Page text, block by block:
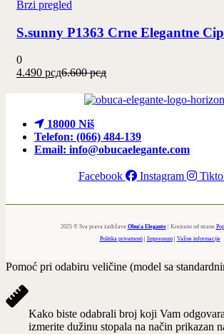
varijanti.
biti
na
proizvoda.
Brzi pregled
S.sunny P1363 Crne Elegantne
0
4.490 рсдTrenutna
6.600рсдOriginalna
je
18000 Niš
Telefon: (066) 484-139
Email: info@obucaelegante.com
Facebook Instagram
2025 © Sva prava zadržava Obuća Elegante| Kreirano od strane
Politika privatnosti| Impressum| Važne informacije
Pomoć pri odabiru veličine (model sa
Kako biste odabrali broj koji Vam
izmerite dužinu stopala na način prikazan